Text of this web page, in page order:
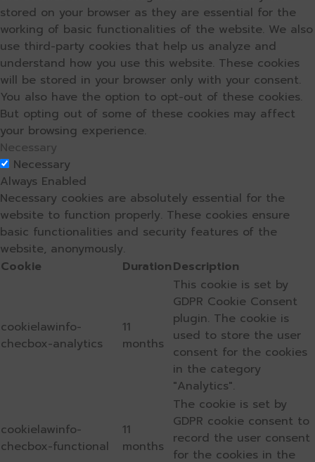
stored on your browser as they are essential for the
working of basic functionalities of the website. We also
use third-party cookies that help us analyze and
understand how you use this website. These cookies
will be stored in your browser only with your consent.
You also have the option to opt-out of these cookies.
But opting out of some of these cookies may affect
your browsing experience.
Necessary
Necessary
Always Enabled
Necessary cookies are absolutely essential for the
website to function properly. These cookies ensure
basic functionalities and security features of the
website, anonymously.
Cookie
DurationDescription
cookielawinfo-
checbox-analytics
11
months
This cookie is set by
GDPR Cookie Consent
plugin. The cookie is
used to store the user
consent for the cookies
in the category
"Analytics".
cookielawinfo-
checbox-functional
11
months
The cookie is set by
GDPR cookie consent to
record the user consent
for the cookies in the